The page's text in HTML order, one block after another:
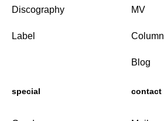
Discography
Label
MV
Column
Blog
special contact